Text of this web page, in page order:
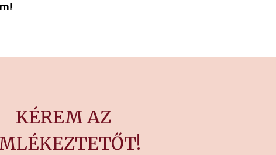
KÉREM AZ